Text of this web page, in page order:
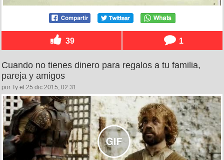
39 1
Cuando no tienes dinero para regalos a tu familia,
pareja y amigos
por Ty el 25 dic 2015, 02:31